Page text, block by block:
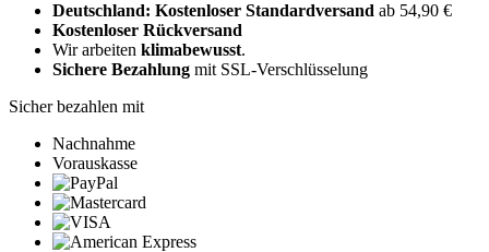
Deutschland: Kostenloser Standardversand ab 54,90 €
Kostenloser Rückversand
Wir arbeiten klimabewusst.
Sichere Bezahlung mit SSL-Verschlüsselung
Sicher bezahlen mit
Nachnahme
Vorauskasse